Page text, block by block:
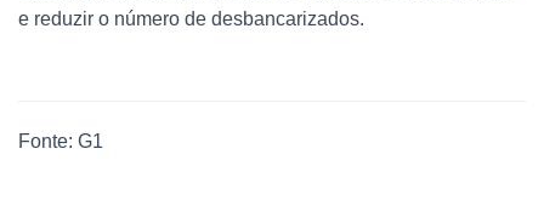
e reduzir o número de desbancarizados.
Fonte: G1